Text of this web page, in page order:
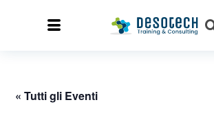
« Tutti gli Eventi